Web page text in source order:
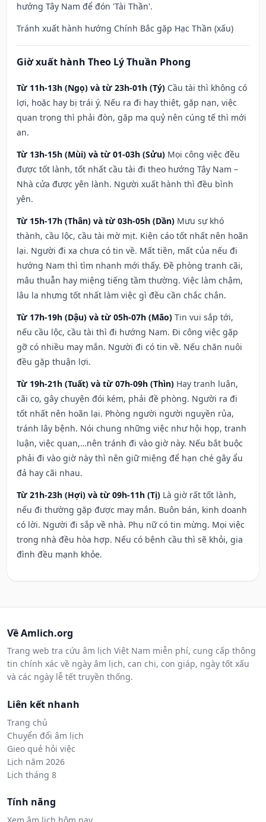
hướng Tây Nam để đón 'Tài Thần'.
Tránh xuất hành hướng Chính Bắc gặp Hạc Thần (xấu)
Giờ xuất hành Theo Lý Thuần Phong
Từ 11h-13h (Ngọ) và từ 23h-01h (Tý) Cầu tài thì không có
lợi, hoặc hay bị trái ý. Nếu ra đi hay thiệt, gặp nạn, việc
quan trọng thì phải đòn, gặp ma quỷ nên cúng tế thì mới
an.
Từ 13h-15h (Mùi) và từ 01-03h (Sửu) Mọi công việc đều
được tốt lành, tốt nhất cầu tài đi theo hướng Tây Nam –
Nhà cửa được yên lành. Người xuất hành thì đều bình
yên.
Từ 15h-17h (Thân) và từ 03h-05h (Dần) Mưu sự khó
thành, cầu lộc, cầu tài mờ mịt. Kiện cáo tốt nhất nên hoãn
lại. Người đi xa chưa có tin về. Mất tiền, mất của nếu đi
hướng Nam thì tìm nhanh mới thấy. Đề phòng tranh cãi,
mâu thuẫn hay miệng tiếng tầm thường. Việc làm chậm,
lâu la nhưng tốt nhất làm việc gì đều cần chắc chắn.
Từ 17h-19h (Dậu) và từ 05h-07h (Mão) Tin vui sắp tới,
nếu cầu lộc, cầu tài thì đi hướng Nam. Đi công việc gặp
gỡ có nhiều may mắn. Người đi có tin về. Nếu chăn nuôi
đều gặp thuận lợi.
Từ 19h-21h (Tuất) và từ 07h-09h (Thìn) Hay tranh luận,
cãi cọ, gây chuyện đói kém, phải đề phòng. Người ra đi
tốt nhất nên hoãn lại. Phòng người người nguyền rủa,
tránh lây bệnh. Nói chung những việc như hội họp, tranh
luận, việc quan,…nên tránh đi vào giờ này. Nếu bắt buộc
phải đi vào giờ này thì nên giữ miệng để hạn ché gây ẩu
đả hay cãi nhau.
Từ 21h-23h (Hợi) và từ 09h-11h (Tị) Là giờ rất tốt lành,
nếu đi thường gặp được may mắn. Buôn bán, kinh doanh
có lời. Người đi sắp về nhà. Phụ nữ có tin mừng. Mọi việc
trong nhà đều hòa hợp. Nếu có bệnh cầu thì sẽ khỏi, gia
đình đều mạnh khỏe.
Về Amlich.org
Trang web tra cứu âm lịch Việt Nam miễn phí, cung cấp thông
tin chính xác về ngày âm lịch, can chi, con giáp, ngày tốt xấu
và các ngày lễ tết truyền thống.
Liên kết nhanh
Trang chủ
Chuyển đổi âm lịch
Gieo quẻ hỏi việc
Lịch năm 2026
Lịch tháng 8
Tính năng